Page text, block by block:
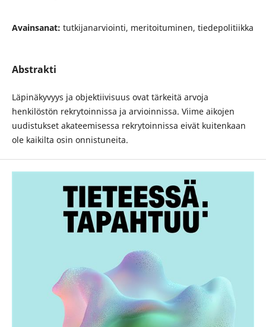
Avainsanat: tutkijanarviointi, meritoituminen, tiedepolitiikka
Abstrakti
Läpinäkyvyys ja objektiivisuus ovat tärkeitä arvoja
henkilöstön rekrytoinnissa ja arvioinnissa. Viime aikojen
uudistukset akateemisessa rekrytoinnissa eivät kuitenkaan
ole kaikilta osin onnistuneita.